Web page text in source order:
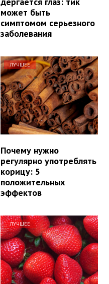
может быть
симптомом серьезного
заболевания
ЛУЧШЕЕ
Почему нужно
регулярно употреблять
корицу: 5
положительных
эффектов
ЛУЧШЕЕ